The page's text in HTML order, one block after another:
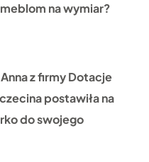
na wymiar?
z firmy Dotacje
postawiła na
do swojego